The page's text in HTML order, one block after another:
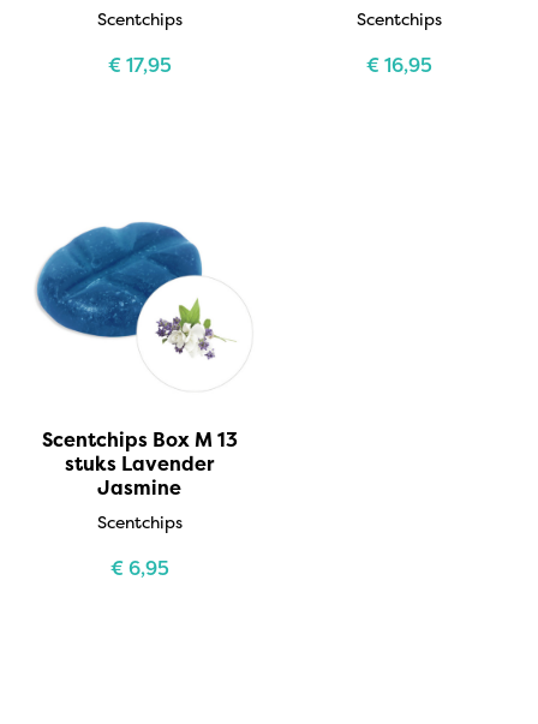
Scentchips
€17,95
Scentchips
€16,95
Scentchips Box M 13
stuks Lavender
Jasmine
Scentchips
€6,95